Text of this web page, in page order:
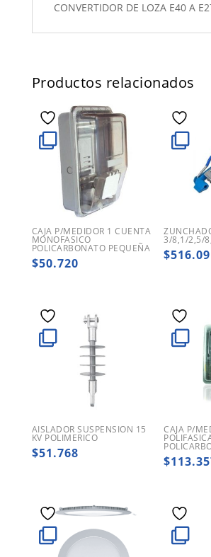
CONVERTIDOR DE LOZA E40 A
Productos relacionados
CAJA P/MEDIDOR 1 CUENTA
MONOFASICO
POLICARBONATO PEQUEÑA
$50.720
3/8,1/2,5/
$
AISLADOR SUSPENSION 15
KV POLIMERICO
$51.768
CAJA P/
$